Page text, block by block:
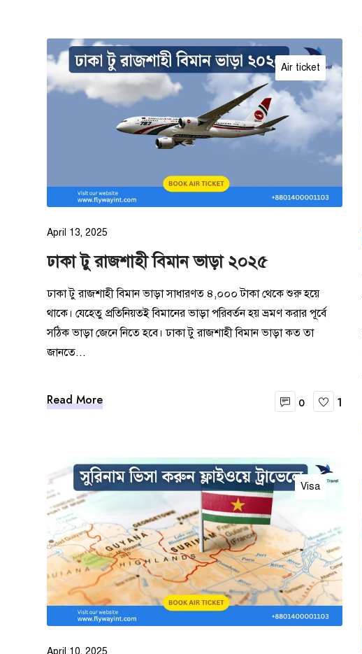
Air ticket
April 13, 2025
ঢাকা টু রাজশাহী বিমান ভাড়া ২০২৫
ঢাকা টু রাজশাহী বিমান ভাড়া সাধারণত ৪,০০০ টাকা থেকে শুরু হয়ে
থাকে। যেহেতু প্রতিনিয়তই বিমানের ভাড়া পরিবর্তন হয় ভ্রমণ করার পূর্বে
সঠিক ভাড়া জেনে নিতে হবে। ঢাকা টু রাজশাহী বিমান ভাড়া কত তা
জানতে...
Read More 1
0
Visa